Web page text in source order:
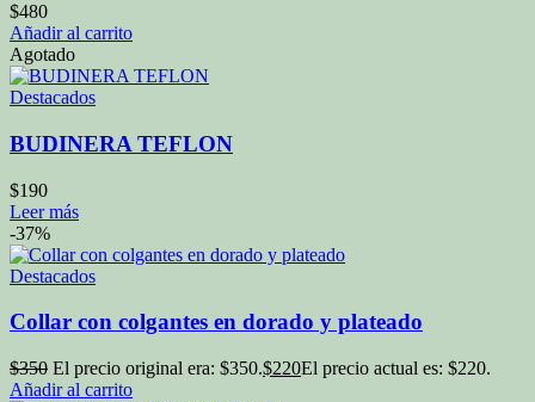
$480
Añadir al carrito
Agotado
Destacados
BUDINERA TEFLON
$190
Leer más
-37%
Destacados
Collar con colgantes en dorado y plateado
$350 El precio original era: $350.$220El precio actual es: $220.
Añadir al carrito